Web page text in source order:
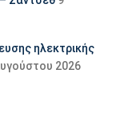
ηλεκτρικής
2026